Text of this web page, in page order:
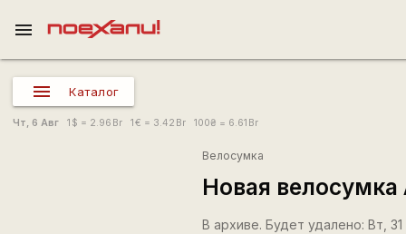
menu
Каталог
Чт, 6 Авг 1 $ = 2.96 Br 1€ = 3.42 Br 100₴ = 6.61 Br
Велосумка
Новая велосумка
В архиве. Будет удалено: Вт,